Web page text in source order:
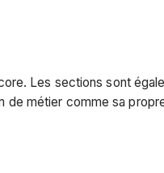
Les sections sont
de métier comme sa